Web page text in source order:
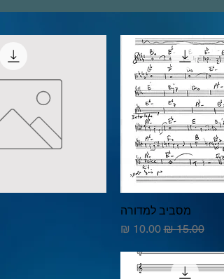
תצוגה מהירהמסביב למדורה
מחיר רגיל‏15.00 ‏₪ מחיר מבצע‏10.00 ‏₪